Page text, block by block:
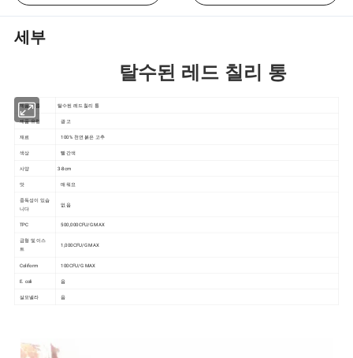
세부
탈수된 레드 칠리 통
제품 이름 탈수된 레드 칠리 통
제품 유형 광고
재료 100% 천연 붉은 고추
색상 빨간색
사양 3-8cm
맛 매워요
중독성이 있습
니다
없음
TPC 500,000CFU/G MAX
금형 및 이스
트
1,000CFU/G MAX
Coliform 100CFU/G MAX
E. coli 음
살모넬라 음